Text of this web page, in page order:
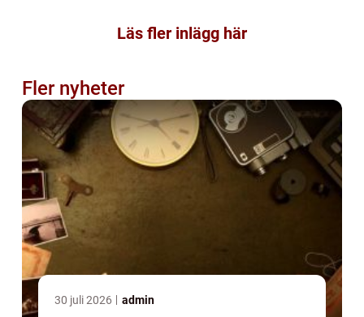
Läs fler inlägg här
Fler nyheter
30 juli 2026 admin